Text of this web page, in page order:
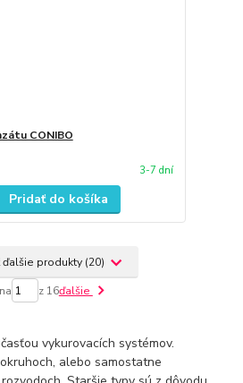
CONIBO
3-7 dní
Pridať do košíka
ďalšie produkty (20)
z 16ďalšie
vykurovacích systémov.
alebo samostatne